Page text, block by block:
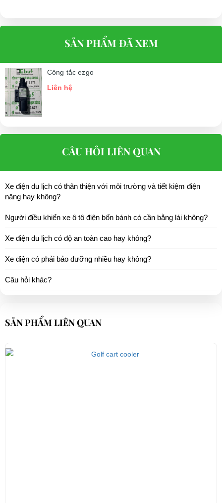
SẢN PHẨM ĐÃ XEM
Công tắc ezgo
Liên hệ
CÂU HỎI LIÊN QUAN
Xe điện du lịch có thân thiện với môi trường và tiết kiệm điện
năng hay không?
Người điều khiển xe ô tô điện bốn bánh có cần bằng lái không?
Xe điện du lịch có độ an toàn cao hay không?
Xe điện có phải bảo dưỡng nhiều hay không?
Câu hỏi khác?
SẢN PHẨM LIÊN QUAN